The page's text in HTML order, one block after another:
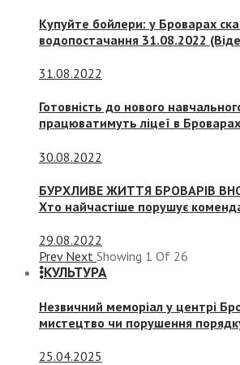
Купуйте бойлери: у Броварах
водопостачання 31.08.2022
31.08.2022
Готовність до нового
працюватимуть ліцеї в
30.08.2022
БУРХЛИВЕ ЖИТТЯ БРОВАРІВ
Хто найчастіше порушує
29.08.2022
Prev Next Showing 1 Of 26
КУЛЬТУРА
Незвичний меморіал у центрі
мистецтво чи порушення
25.04.2025